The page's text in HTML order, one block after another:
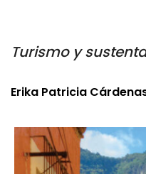
Turismo y
Erika Patricia